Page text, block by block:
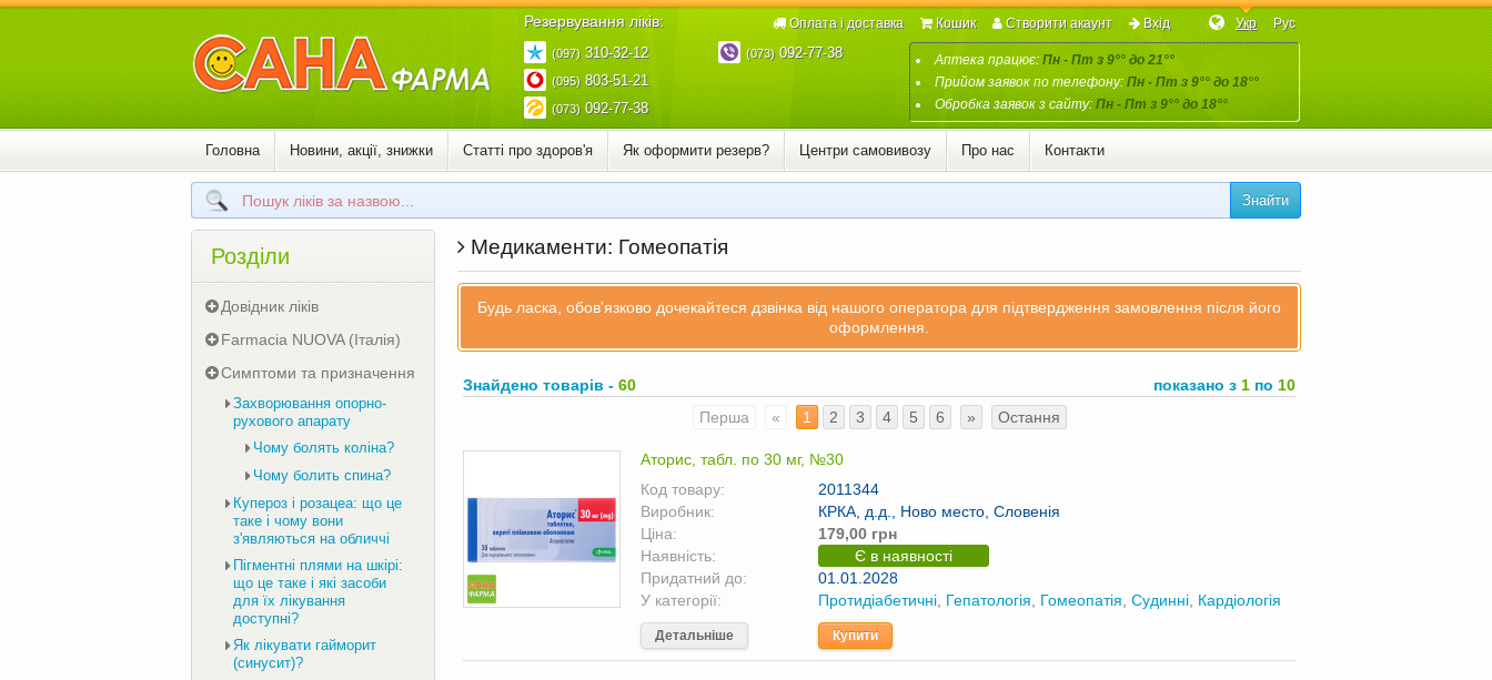
Резервування ліків:
(097)310-32-12
(095)803-51-21
(073)092-77-38
(073)092-77-38 Аптека працює:Пн - Пт з 9°° до 21°°
Прийом заявок по телефону:Пн - Пт з 9°° до 18°°
Обробка заявок з сайту:Пн - Пт з 9°° до 18°°
Укр Рус
Оплата і доставка Кошик Створити акаунт Вхід
Головна Новини, акції, знижки Статті про здоров'я Як оформити резерв? Центри самовивозу Про нас Контакти
Знайти
Медикаменти: Гомеопатія
Будь ласка, обов'язково дочекайтеся дзвінка від нашого оператора для підтвердження замовлення після його
оформлення.
Знайдено товарів - 60 показано з 1 по 10
Перша
« 1 2 3 4 5 6 » Остання
Аторис, табл. по 30 мг, №30
Код товару:
2011344
Виробник:
КРКА, д.д., Ново место, Словенія
Ціна:
179,00 грн
Наявність:
Є в наявності
Придатний до:
01.01.2028
У категорії:
Протидіабетичні Гепатологія Гомеопатія Судинні Кардіологія
Детальніше Купити
Розділи
Довідник ліків
Farmacia NUOVA (Італія)
Симптоми та призначення
Захворювання опорно-
рухового апарату
Чому болять коліна?
Чому болить спина?
Купероз і розацеа: що це
таке і чому вони
з'являються на обличчі
Пігментні плями на шкірі:
що це таке і які засоби
для їх лікування
доступні?
Як лікувати гайморит
(синусит)?